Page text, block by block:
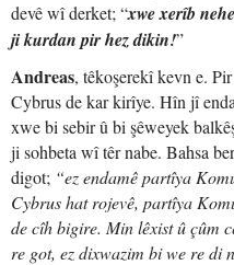
devê wî derket; “xwe xerîb
ji kurdan pir hez dikin!”
Andreas, têkoşerekî kevn e.
Cybrus de kar kirîye. Hîn jî
xwe bi sebir û bi şêweyek
ji sohbeta wî têr nabe. Bahsa
digot; “ez endamê partîya
Cybrus hat rojevê, partîya
de cîh bigire. Min lêxist û çûm
re got, ez dixwazim bi we re di